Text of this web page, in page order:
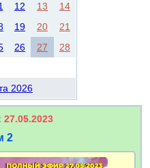
12 13
14
19 20
21
26 27
28
2026
27.05.2023
2